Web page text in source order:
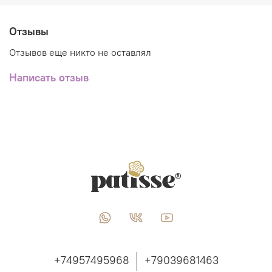
Отзывы
Отзывов еще никто не оставлял
Написать отзыв
+74957495968
+79039681463